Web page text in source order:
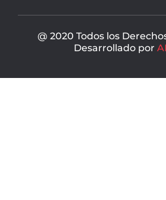
@ 2020 Todos los
Desarrollado por